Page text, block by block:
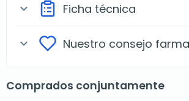
expand_more Ficha técnica
expand_more Nuestro consejo
Comprados conjuntamente